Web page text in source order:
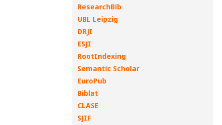
ResearchBib
UBL Leipzig
DRJI
ESJI
RootIndexing
Semantic Scholar
EuroPub
Biblat
CLASE
SJIF